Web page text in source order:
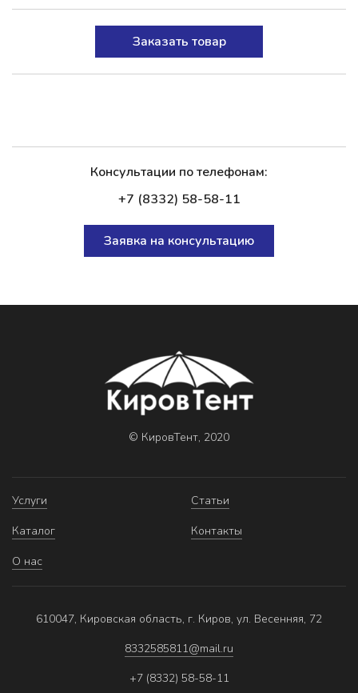
Заказать товар
Консультации по телефонам:
+7 (8332) 58-58-11
Заявка на консультацию
© КировТент, 2020
Услуги
Каталог
О нас
Статьи
Контакты
610047, Кировская область, г. Киров, ул. Весенняя, 72
8332585811@mail.ru
+7 (8332) 58-58-11